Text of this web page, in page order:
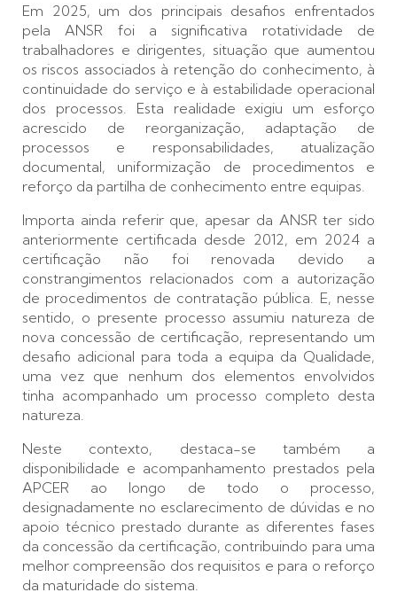
Em 2025, um dos principais desafios enfrentados
pela ANSR foi a significativa rotatividade de
trabalhadores e dirigentes, situação que aumentou
os riscos associados à retenção do conhecimento, à
continuidade do serviço e à estabilidade operacional
dos processos. Esta realidade exigiu um esforço
acrescido de reorganização, adaptação de
processos e responsabilidades, atualização
documental, uniformização de procedimentos e
reforço da partilha de conhecimento entre equipas.
Importa ainda referir que, apesar da ANSR ter sido
anteriormente certificada desde 2012, em 2024 a
certificação não foi renovada devido a
constrangimentos relacionados com a autorização
de procedimentos de contratação pública. E, nesse
sentido, o presente processo assumiu natureza de
nova concessão de certificação, representando um
desafio adicional para toda a equipa da Qualidade,
uma vez que nenhum dos elementos envolvidos
tinha acompanhado um processo completo desta
natureza.
Neste contexto, destaca-se também a
disponibilidade e acompanhamento prestados pela
APCER ao longo de todo o processo,
designadamente no esclarecimento de dúvidas e no
apoio técnico prestado durante as diferentes fases
da concessão da certificação, contribuindo para uma
melhor compreensão dos requisitos e para o reforço
da maturidade do sistema.